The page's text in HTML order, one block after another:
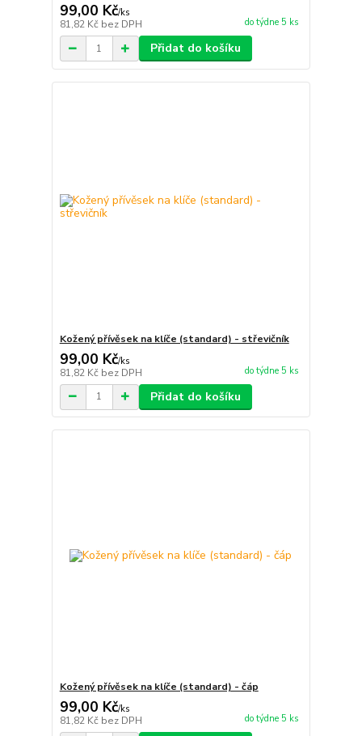
99,00 Kč/ks
81,82 Kč bez DPH do týdne 5 ks
Přidat do košíku
Kožený přívěsek na klíče (standard) - střevičník
99,00 Kč/ks
81,82 Kč bez DPH do týdne 5 ks
Přidat do košíku
Kožený přívěsek na klíče (standard) - čáp
99,00 Kč/ks
81,82 Kč bez DPH do týdne 5 ks